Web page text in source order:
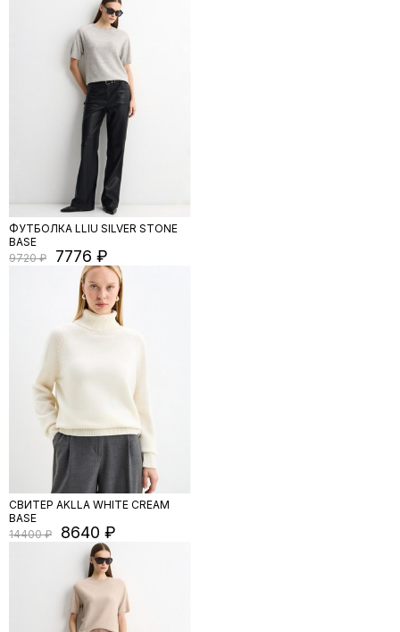
ФУТБОЛКА LLIU SILVER STONE
BASE
9720
7776
СВИТЕР AKLLA WHITE CREAM
BASE
14400
8640